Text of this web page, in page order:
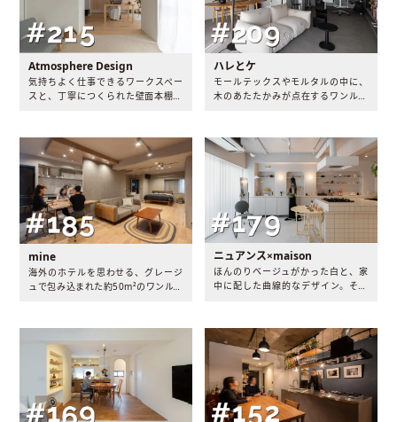
Atmosphere Design
気持ちよく仕事できるワークスペー
スと、丁寧につくられた壁面本棚が
が生まれていました。
ハレとケ
モールテックスやモルタルの中に、
木のあたたかみが点在するワンルー
ンドフルネスな暮らしがありまし
た。
mine
海外のホテルを思わせる、グレージ
ュで包み込まれた約50m²のワンルー
込まれた、『わたし』だけのこだわ
りを追求した設えとは。
ニュアンス×maison
ほんのりベージュがかった白と、家
中に配した曲線的なデザイン。そこ
新しい“わたしスタイル”の住処でし
た。